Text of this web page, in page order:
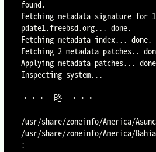
found.
Fetching metadata signature for
pdate1.freebsd.org... done.
Fetching metadata index... done.
Fetching 2 metadata patches..
Applying metadata patches...
Inspecting system...
・・・	略	・・・
/usr/share/zoneinfo/America/
/usr/share/zoneinfo/America/